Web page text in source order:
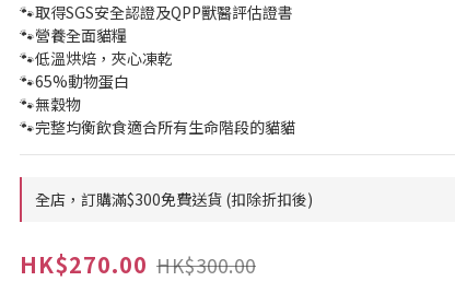
🐾取得SGS安全認證及QPP獸醫評估證書
🐾營養全面貓糧
🐾低溫烘焙，夾心凍乾
🐾65%動物蛋白
🐾無穀物
🐾完整均衡飲食適合所有生命階段的貓貓
全店，訂購滿$300免費送貨 (扣除折扣後)
HK$270.00 HK$300.00